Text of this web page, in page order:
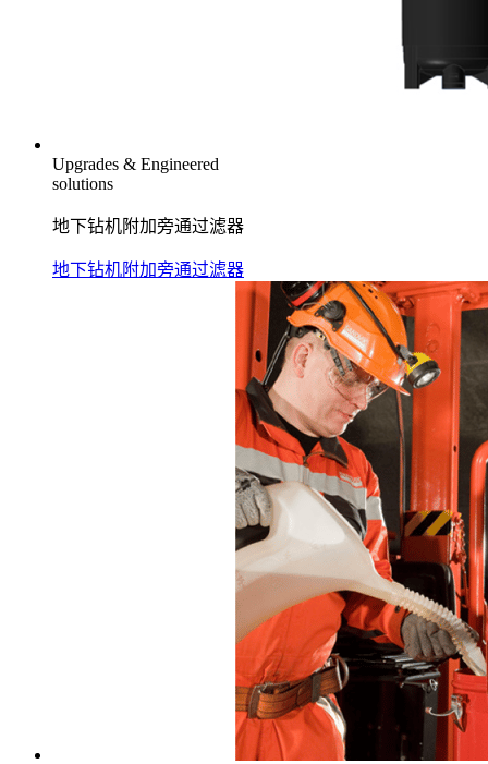
Upgrades & Engineered
solutions
地下钻机附加旁通过滤器
地下钻机附加旁通过滤器